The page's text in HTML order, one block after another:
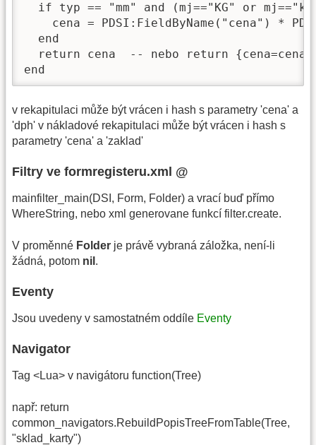
if typ == "mm" and (mj=="KG" or
cena = PDSI:FieldByName("cena") *
  end
return cena  -- nebo return
end
v rekapitulaci může být vrácen i hash s parametry 'cena' a
'dph' v nákladové rekapitulaci může být vrácen i hash s
parametry 'cena' a 'zaklad'
Filtry ve formregisteru.xml @
mainfilter_main(DSI, Form, Folder) a vrací buď přímo
WhereString, nebo xml generovane funkcí filter.create.
V proměnné Folder je právě vybraná záložka, není-li
žádná, potom nil .
Eventy
Jsou uvedeny v samostatném oddíle Eventy
Navigator
Tag <Lua> v navigátoru function(Tree)
např: return
common_navigators.RebuildPopisTreeFromTable(Tree,
"sklad_karty")